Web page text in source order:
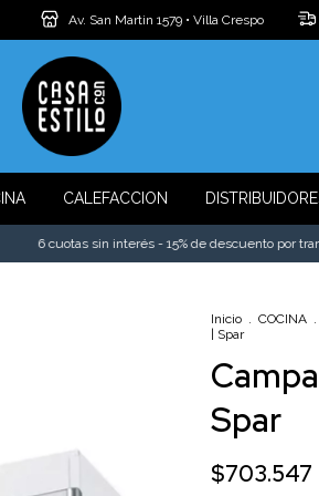
Av. San Martin 1579 • Villa Crespo
CALEFACCION
6 cuotas sin interés - 15% de descuento por
Inicio COCINA
| Spar
Spar
$703.547